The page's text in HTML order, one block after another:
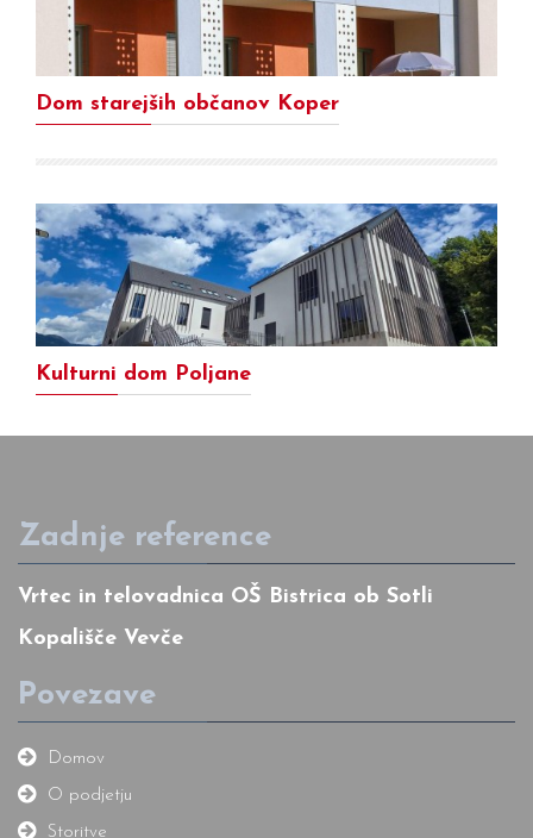
Dom starejših občanov Koper
Kulturni dom Poljane
Zadnje reference
Vrtec in telovadnica OŠ Bistrica ob Sotli
Kopališče Vevče
Povezave
Domov
O podjetju
Storitve